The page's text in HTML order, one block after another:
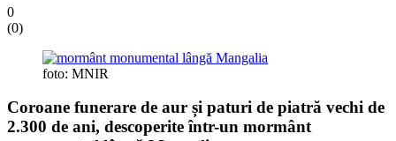
0
(0)
foto: MNIR
Coroane funerare de aur și paturi de piatră vechi de
2.300 de ani, descoperite într-un mormânt